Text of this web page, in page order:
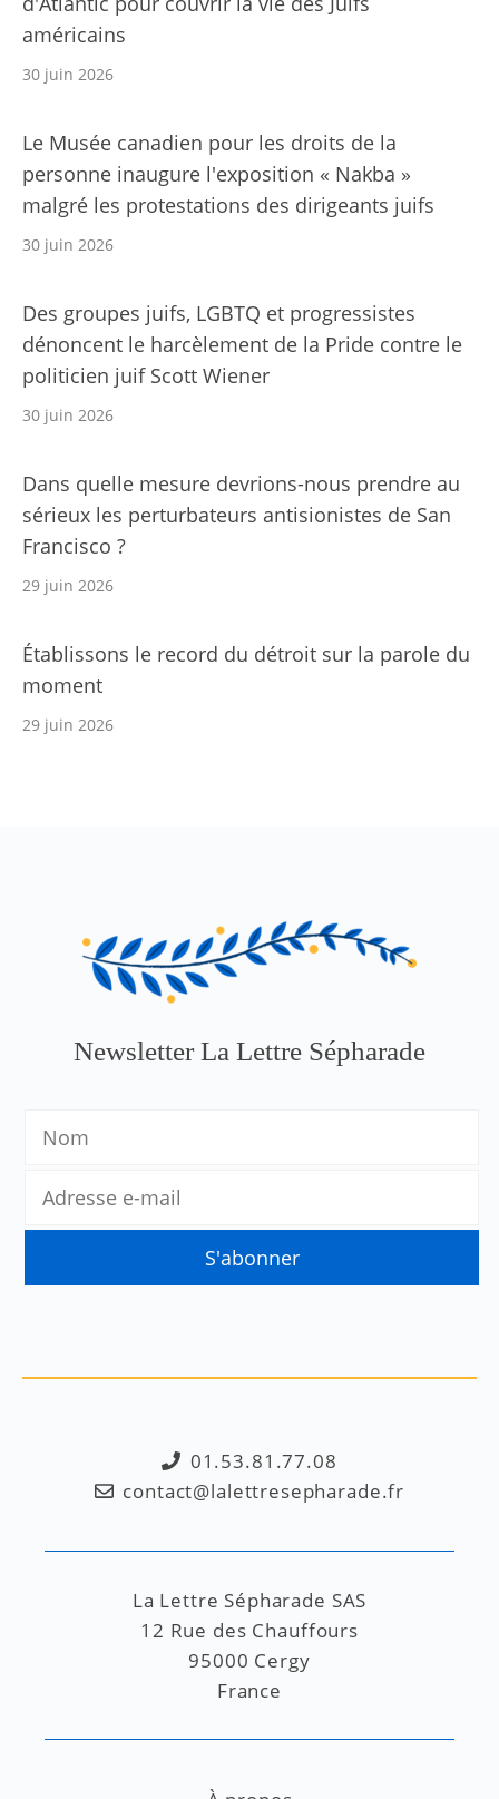
américains
30 juin 2026
Le Musée canadien pour les droits de la
personne inaugure l'exposition « Nakba »
malgré les protestations des dirigeants juifs
30 juin 2026
Des groupes juifs, LGBTQ et progressistes
dénoncent le harcèlement de la Pride contre le
politicien juif Scott Wiener
30 juin 2026
Dans quelle mesure devrions-nous prendre au
sérieux les perturbateurs antisionistes de San
Francisco ?
29 juin 2026
Établissons le record du détroit sur la parole du
moment
29 juin 2026
Newsletter La Lettre Sépharade
01.53.81.77.08
contact@lalettresepharade.fr
La Lettre Sépharade SAS
12 Rue des Chauffours
95000 Cergy
France